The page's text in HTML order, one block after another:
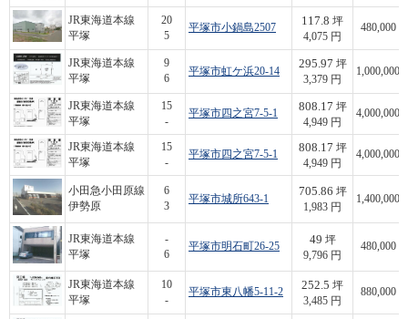
JR東海道本線
平塚
20
5
平塚市小鍋島2507
117.8 坪
4,075 円
480,000
JR東海道本線
平塚
9
6
平塚市虹ケ浜20-14
295.97 坪
3,379 円
1,000,000
JR東海道本線
平塚
15
-
平塚市四之宮7-5-1
808.17 坪
4,949 円
4,000,000
JR東海道本線
平塚
15
-
平塚市四之宮7-5-1
808.17 坪
4,949 円
4,000,000
小田急小田原線
伊勢原
6
3
平塚市城所643-1
705.86 坪
1,983 円
1,400,000
JR東海道本線
平塚
-
6
平塚市明石町26-25
49 坪
9,796 円
480,000
JR東海道本線
平塚
10
-
平塚市東八幡5-11-2
252.5 坪
3,485 円
880,000